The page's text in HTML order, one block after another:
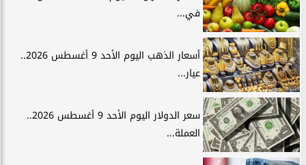
في...
أسعار الذهب اليوم الأحد 9 أغسطس 2026..
عيار...
سعر الدولار اليوم الأحد 9 أغسطس 2026..
العملة...